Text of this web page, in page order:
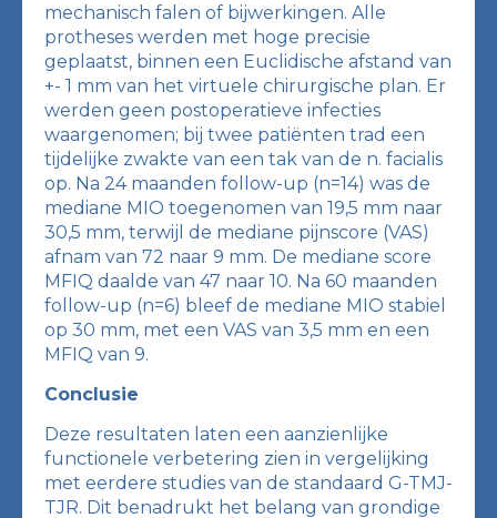
mechanisch falen of bijwerkingen. Alle
protheses werden met hoge precisie
geplaatst, binnen een Euclidische afstand van
+- 1 mm van het virtuele chirurgische plan. Er
werden geen postoperatieve infecties
waargenomen; bij twee patiënten trad een
tijdelijke zwakte van een tak van de n. facialis
op. Na 24 maanden follow-up (n=14) was de
mediane MIO toegenomen van 19,5 mm naar
30,5 mm, terwijl de mediane pijnscore (VAS)
afnam van 72 naar 9 mm. De mediane score
MFIQ daalde van 47 naar 10. Na 60 maanden
follow-up (n=6) bleef de mediane MIO stabiel
op 30 mm, met een VAS van 3,5 mm en een
MFIQ van 9.
Conclusie
Deze resultaten laten een aanzienlijke
functionele verbetering zien in vergelijking
met eerdere studies van de standaard G-TMJ-
TJR. Dit benadrukt het belang van grondige